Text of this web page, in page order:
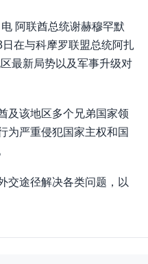
阿联酋总统谢赫穆罕默
日在与科摩罗联盟总统阿扎
最新局势以及军事升级对
及该地区多个兄弟国家领
为严重侵犯国家主权和国
交途径解决各类问题，以